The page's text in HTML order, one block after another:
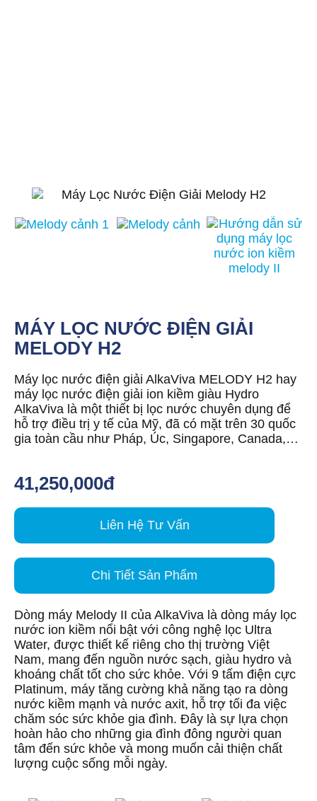
MÁY LỌC NƯỚC ĐIỆN GIẢI
MELODY H2
Máy lọc nước điện giải AlkaViva MELODY H2 hay
máy lọc nước điện giải ion kiềm giàu Hydro
AlkaViva là một thiết bị lọc nước chuyên dụng để
hỗ trợ điều trị y tế của Mỹ, đã có mặt trên 30 quốc
gia toàn cầu như Pháp, Úc, Singapore, Canada,…
41,250,000đ
Liên Hệ Tư Vấn
Chi Tiết Sản Phẩm
Dòng máy Melody II của AlkaViva là dòng máy lọc
nước ion kiềm nổi bật với công nghệ lọc Ultra
Water, được thiết kế riêng cho thị trường Việt
Nam, mang đến nguồn nước sạch, giàu hydro và
khoáng chất tốt cho sức khỏe. Với 9 tấm điện cực
Platinum, máy tăng cường khả năng tạo ra dòng
nước kiềm mạnh và nước axit, hỗ trợ tối đa việc
chăm sóc sức khỏe gia đình. Đây là sự lựa chọn
hoàn hảo cho những gia đình đông người quan
tâm đến sức khỏe và mong muốn cải thiện chất
lượng cuộc sống mỗi ngày.